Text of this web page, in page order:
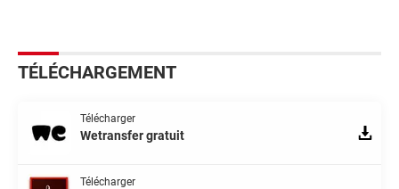
TÉLÉCHARGEMENT
Télécharger
Wetransfer gratuit
Télécharger